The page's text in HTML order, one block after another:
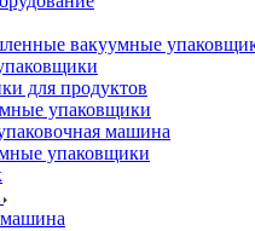
вакуумные
для продуктов
упаковщики
машина
упаковщики
машина